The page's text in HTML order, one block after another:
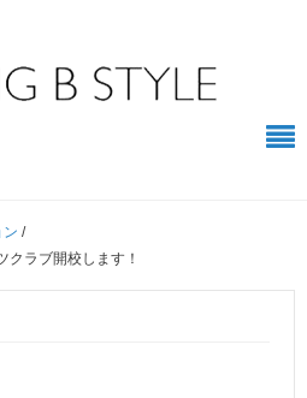
ン /
ラブ開校します！